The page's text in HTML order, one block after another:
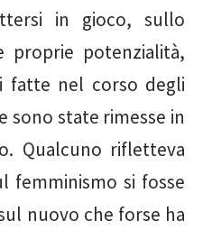
in gioco, sullo
proprie potenzialità,
fatte nel corso degli
sono state rimesse in
Qualcuno rifletteva
femminismo si fosse
nuovo che forse ha